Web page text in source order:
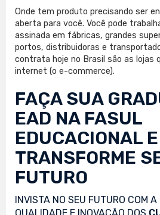
Onde tem produto precisando ser
aberta para você. Você pode
assinada em fábricas, grandes
portos, distribuidoras e
contrata hoje no Brasil são as lojas
internet (o e-commerce).
FAÇA SUA
EAD NA FASUL
EDUCACIONAL E
TRANSFORME
FUTURO
INVISTA NO SEU FUTURO COM
QUALIDADE E INOVAÇÃO DOS